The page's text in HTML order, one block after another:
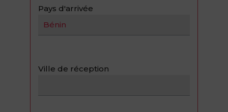
Pays d'arrivée
Ville de réception